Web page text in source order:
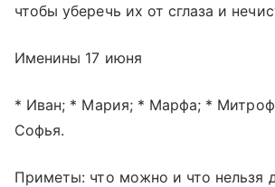
чтобы уберечь их от сглаза и
Именины 17 июня
* Иван; * Мария; * Марфа; *
Софья.
Приметы: что можно и что нельзя